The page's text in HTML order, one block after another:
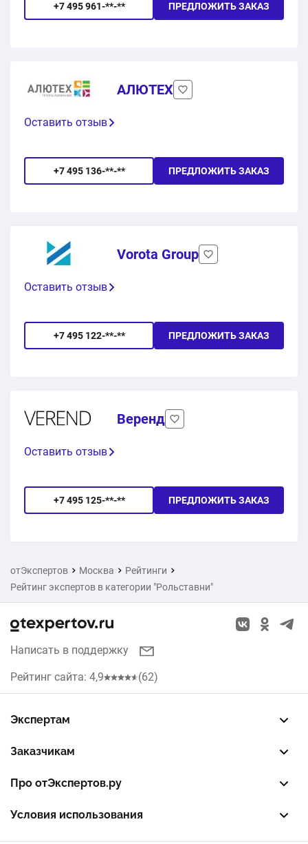
+7 495 961-**-** ПРЕДЛОЖИТЬ ЗАКАЗ
АЛЮТЕХ
+7 495 136-**-** ПРЕДЛОЖИТЬ ЗАКАЗ
Оставить отзыв
Vorota Group
+7 495 122-**-** ПРЕДЛОЖИТЬ ЗАКАЗ
Оставить отзыв
Веренд
+7 495 125-**-** ПРЕДЛОЖИТЬ ЗАКАЗ
Оставить отзыв
отЭкспертов Москва
Рейтинги
Рейтинг экспертов в категории "Рольставни"
Написать в поддержку
Рейтинг сайта: 4,9 (62)
Экспертам
Заказчикам
Про отЭкспертов.ру
Условия использования